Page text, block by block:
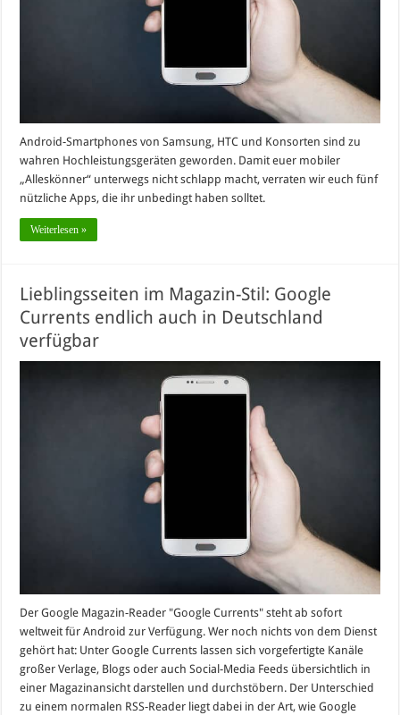
Android-Smartphones von Samsung, HTC und Konsorten sind zu
wahren Hochleistungsgeräten geworden. Damit euer mobiler
„Alleskönner“ unterwegs nicht schlapp macht, verraten wir euch fünf
nützliche Apps, die ihr unbedingt haben solltet.
Weiterlesen »
Lieblingsseiten im Magazin-Stil: Google
Currents endlich auch in Deutschland
verfügbar
Der Google Magazin-Reader "Google Currents" steht ab sofort
weltweit für Android zur Verfügung. Wer noch nichts von dem Dienst
gehört hat: Unter Google Currents lassen sich vorgefertigte Kanäle
großer Verlage, Blogs oder auch Social-Media Feeds übersichtlich in
einer Magazinansicht darstellen und durchstöbern. Der Unterschied
zu einem normalen RSS-Reader liegt dabei in der Art, wie Google